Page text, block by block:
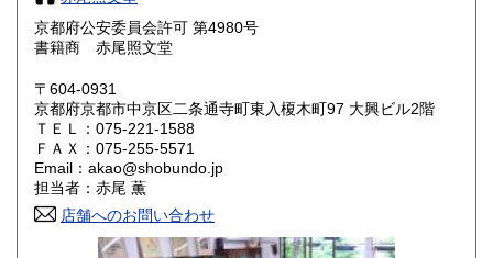
奈良県
鳥取県
岡山県 1,000円 広島県 1,000円
山口県 1,000円
香川県
1,000円 福岡県
京都府公安委員会許可 第4980号
書籍商 赤尾照文堂
〒604-0931
京都府京都市中京区二条通寺町東入榎木町97 大興ビル2階
ＴＥＬ：075-221-1588
ＦＡＸ：075-255-5571
Email：akao@shobundo.jp
担当者：赤尾 薫
店舗へのお問い合わせ